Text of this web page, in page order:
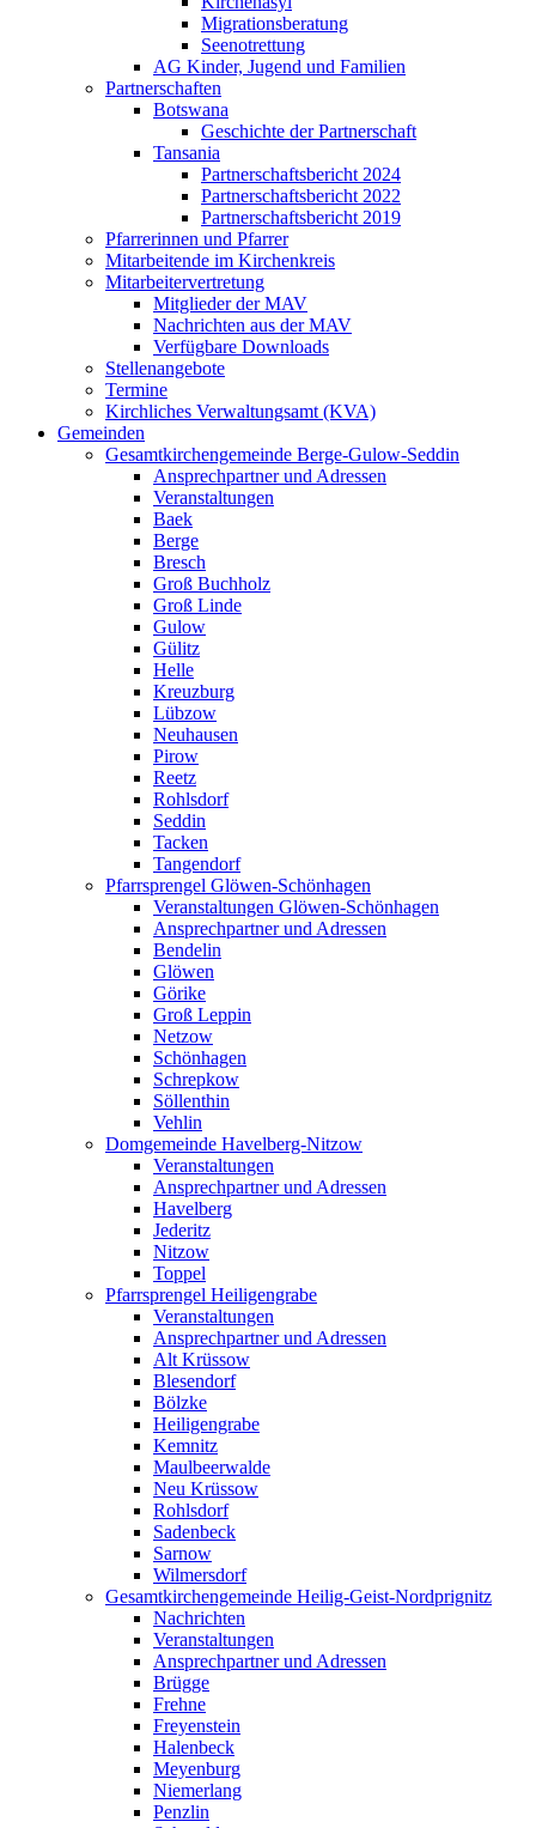
Migrationsberatung
Seenotrettung
AG Kinder, Jugend und Familien
Partnerschaften
Botswana
Geschichte der Partnerschaft
Tansania
Partnerschaftsbericht 2024
Partnerschaftsbericht 2022
Partnerschaftsbericht 2019
Pfarrerinnen und Pfarrer
Mitarbeitende im Kirchenkreis
Mitarbeitervertretung
Mitglieder der MAV
Nachrichten aus der MAV
Verfügbare Downloads
Stellenangebote
Termine
Kirchliches Verwaltungsamt (KVA)
Gemeinden
Gesamtkirchengemeinde Berge-Gulow-Seddin
Ansprechpartner und Adressen
Veranstaltungen
Baek
Berge
Bresch
Groß Buchholz
Groß Linde
Gulow
Gülitz
Helle
Kreuzburg
Lübzow
Neuhausen
Pirow
Reetz
Rohlsdorf
Seddin
Tacken
Tangendorf
Pfarrsprengel Glöwen-Schönhagen
Veranstaltungen Glöwen-Schönhagen
Ansprechpartner und Adressen
Bendelin
Glöwen
Görike
Groß Leppin
Netzow
Schönhagen
Schrepkow
Söllenthin
Vehlin
Domgemeinde Havelberg-Nitzow
Veranstaltungen
Ansprechpartner und Adressen
Havelberg
Jederitz
Nitzow
Toppel
Pfarrsprengel Heiligengrabe
Veranstaltungen
Ansprechpartner und Adressen
Alt Krüssow
Blesendorf
Bölzke
Heiligengrabe
Kemnitz
Maulbeerwalde
Neu Krüssow
Rohlsdorf
Sadenbeck
Sarnow
Wilmersdorf
Gesamtkirchengemeinde Heilig-Geist-Nordprignitz
Nachrichten
Veranstaltungen
Ansprechpartner und Adressen
Brügge
Frehne
Freyenstein
Halenbeck
Meyenburg
Niemerlang
Penzlin